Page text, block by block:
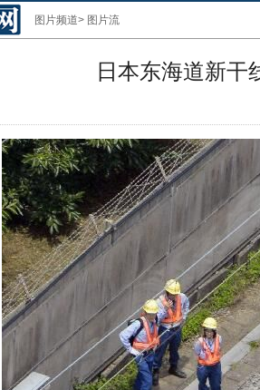
图片频道> 图片流
日本东海道新干